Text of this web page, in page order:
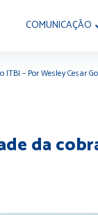
COMUNICAÇÃO
– Por Wesley Cesar
da